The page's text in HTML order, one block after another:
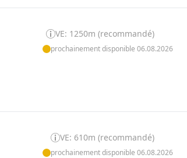
VE: 1250m (recommandé)
prochainement disponible 06.08.2026
VE: 610m (recommandé)
prochainement disponible 06.08.2026